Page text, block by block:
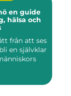
hälsa och
från att ses
en självklar